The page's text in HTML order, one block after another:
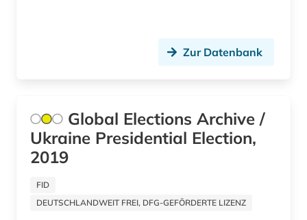
altgutnisch (1)
althochdeutsch (4)
altitalienisch (1)
Zur Datenbank
Global Elections Archive /
Ukraine Presidential Election,
2019
FID
DEUTSCHLANDWEIT FREI, DFG-GEFÖRDERTE LIZENZ